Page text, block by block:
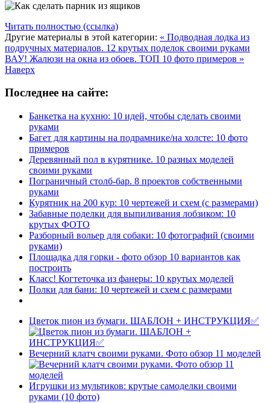
Читать полностью (ссылка)
Другие материалы в этой категории: « Подводная лодка из
подручных материалов. 12 крутых поделок своими руками
ВАУ! Жалюзи на окна из обоев. ТОП 10 фото примеров »
Наверх
Последнее на сайте:
Банкетка на кухню: 10 идей, чтобы сделать своими
руками
Багет для картины на подрамнике/на холсте: 10 фото
примеров
Деревянный пол в курятнике. 10 разных моделей
своими руками
Пограничный столб-бар. 8 проектов собственными
руками
Курятник на 200 кур: 10 чертежей и схем (с размерами)
Забавные поделки для выпиливания лобзиком: 10
крутых ФОТО
Разборный вольер для собаки: 10 фотографий (своими
руками)
Площадка для горки - фото обзор 10 вариантов как
построить
Класс! Когтеточка из фанеры: 10 крутых моделей
Полки для бани: 10 чертежей и схем с размерами
Цветок пион из бумаги. ШАБЛОН + ИНСТРУКЦИЯ✅
Вечерний клатч своими руками. Фото обзор 11 моделей
Игрушки из мультиков: крутые самоделки своими
руками (10 фото)